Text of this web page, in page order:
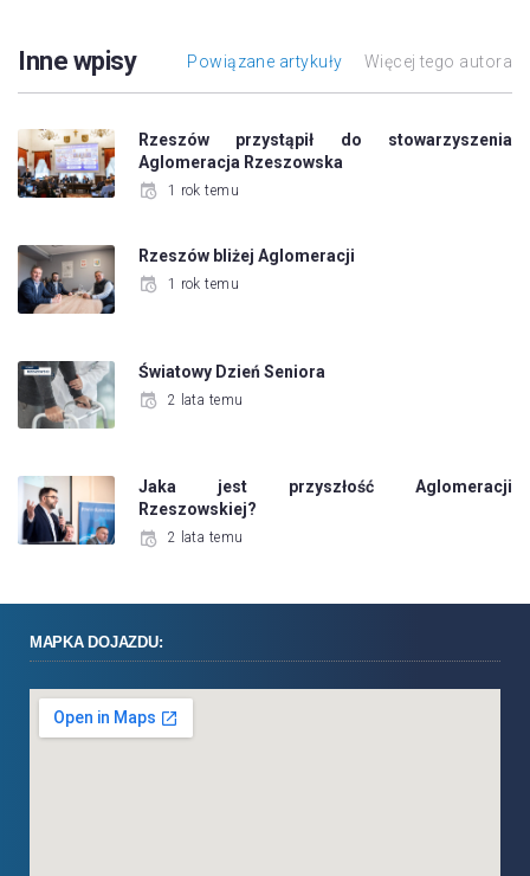
Inne wpisy Powiązane artykuły Więcej tego autora
Rzeszów przystąpił do stowarzyszenia
Aglomeracja Rzeszowska
1 rok temu
Rzeszów bliżej Aglomeracji
1 rok temu
Światowy Dzień Seniora
2 lata temu
Jaka jest przyszłość Aglomeracji
Rzeszowskiej?
2 lata temu
MAPKA DOJAZDU: